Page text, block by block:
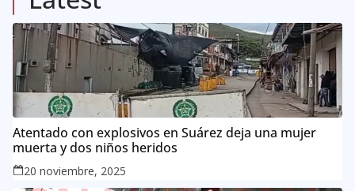
Atentado con explosivos en Suárez deja una mujer
muerta y dos niños heridos
20 noviembre, 2025